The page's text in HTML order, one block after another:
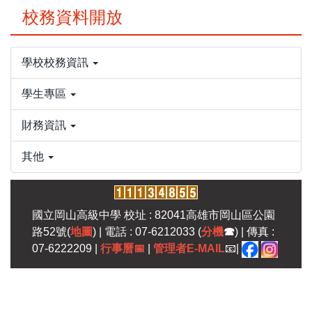
校務資料開放
學校校務資訊
學生專區
財務資訊
其他
國立岡山高級中學 校址 : 82041高雄市岡山區公園
路52號(地圖) | 電話 : 07-6212033 (分機☎) | 傳真 :
07-6222209 | 行事曆📅 管理者E-MAIL📧|